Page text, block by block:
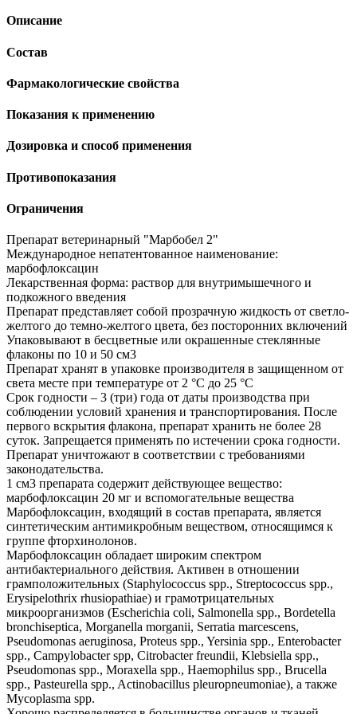
Описание
Состав
Фармакологические свойства
Показания к применению
Дозировка и способ применения
Противопоказания
Ограничения
Препарат ветеринарный "Марбобел 2"
Международное непатентованное наименование:
марбофлоксацин
Лекарственная форма: раствор для внутримышечного и
подкожного введения
Препарат представляет собой прозрачную жидкость от светло-
желтого до темно-желтого цвета, без посторонних включений
Упаковывают в бесцветные или окрашенные стеклянные
флаконы по 10 и 50 см3
Препарат хранят в упаковке производителя в защищенном от
света месте при температуре от 2 °С до 25 °С
Срок годности – 3 (три) года от даты производства при
соблюдении условий хранения и транспортирования. После
первого вскрытия флакона, препарат хранить не более 28
суток. Запрещается применять по истечении срока годности.
Препарат уничтожают в соответствии с требованиями
законодательства.
1 см3 препарата содержит действующее вещество:
марбофлоксацин 20 мг и вспомогательные вещества
Марбофлоксацин, входящий в состав препарата, является
синтетическим антимикробным веществом, относящимся к
группе фторхинолонов.
Марбофлоксацин обладает широким спектром
антибактериального действия. Активен в отношении
грамположительных (Staphylococcus spp., Streptococcus spp.,
Erysipelothrix rhusiopathiae) и грамотрицательных
микроорганизмов (Escherichia coli, Salmonella spp., Bordetella
bronchiseptica, Morganella morganii, Serratia marcescens,
Pseudomonas aeruginosa, Proteus spp., Yersinia spp., Enterobacter
spp., Campylobacter spp, Citrobacter freundii, Klebsiella spp.,
Pseudomonas spp., Moraxella spp., Haemophilus spp., Brucella
spp., Pasteurella spp., Actinobacillus pleuropneumoniae), а также
Мусорlasma spp.